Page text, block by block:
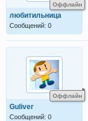
Оффлайн
любитильница
Сообщений: 0
Оффлайн
Guliver
Сообщений: 0